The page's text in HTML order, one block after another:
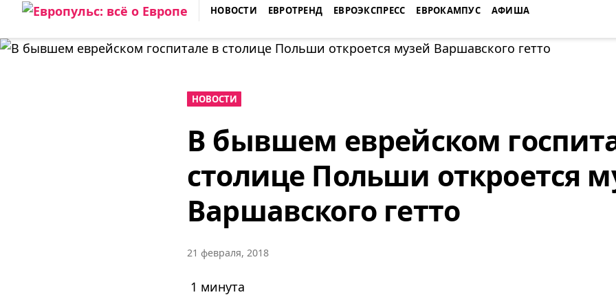
Skip
content
ЕВРОПУЛЬС: ВСЁ О ЕВРОПЕ
НОВОСТИ ЕВРОТРЕНД ЕВРОЭКСПРЕСС ЕВРОКАМПУС АФИША
НОВОСТИ
В бывшем еврейском
столице Польши откроется
Варшавского гетто
21 февраля, 2018
1 минута